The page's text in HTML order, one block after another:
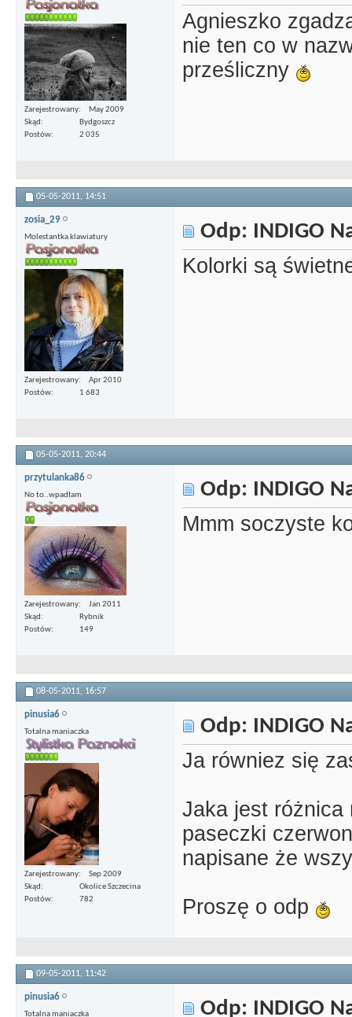
Zarejestrowany
May 2009
Skąd
Bydgoszcz
Postów
2 035
Agnieszko
nie ten co w
prześliczny
05-05-2011, 14:51
zosia_29
Molestantka klawiatury
Zarejestrowany
Apr 2010
Postów
1 683
Odp: INDIGO
Kolorki są
05-05-2011, 20:44
przytulanka86
No to..wpadłam
Zarejestrowany
Jan 2011
Skąd
Rybnik
Postów
149
Odp: INDIGO
Mmm soczyste
08-05-2011, 16:57
pinusia6
Totalna maniaczka
Zarejestrowany
Sep 2009
Skąd
Okolice Szczecina
Postów
782
Odp: INDIGO
Ja równiez się
Jaka jest różnica
paseczki
napisane że
Proszę o odp
09-05-2011, 11:42
pinusia6
Totalna maniaczka Odp: INDIGO